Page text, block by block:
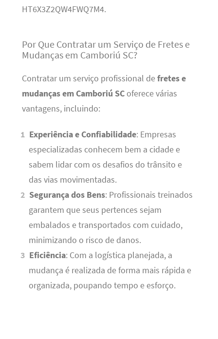
HT6X3Z2QW4FWQ7M4.
Por Que Contratar um Serviço de Fretes e
Mudanças em Camboriú SC?
Contratar um serviço profissional defretes e
mudanças em Camboriú SCoferece várias
vantagens, incluindo:
Experiência e Confiabilidade: Empresas
especializadas conhecem bem a cidade e
sabem lidar com os desafios do trânsito e
das vias movimentadas.
Segurança dos Bens: Profissionais treinados
garantem que seus pertences sejam
embalados e transportados com cuidado,
minimizando o risco de danos.
Eficiência: Com a logística planejada, a
mudança é realizada de forma mais rápida e
organizada, poupando tempo e esforço.